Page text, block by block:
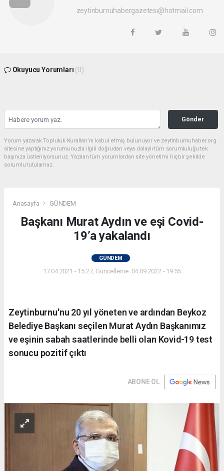
zeytinburnuhabergazetesi@hotmail.com
Okuyucu Yorumları (0)
Gönder
Yorum yazarak Topluluk Kuralları’nı kabul etmiş bulunuyor ve zeytinburnuhaber.org
sitesine yaptığınız yorumunuzla ilgili doğrudan veya dolaylı tüm sorumluluğu tek
başınıza üstleniyorsunuz. Yazılan tüm yorumlardan site yönetimi hiçbir şekilde
sorumlu tutulamaz.
Anasayfa GÜNDEM
Başkanı Murat Aydın ve eşi Covid-
19’a yakalandı
GÜNDEM
17.04.2021 - 15:27, Güncelleme: 04.09.2022 - 19:55
Zeytinburnu'nu 20 yıl yöneten ve ardından Beykoz
Belediye Başkanı seçilen Murat Aydın Başkanımız
ve eşinin sabah saatlerinde belli olan Kovid-19 test
sonucu pozitif çıktı
ABONE OL